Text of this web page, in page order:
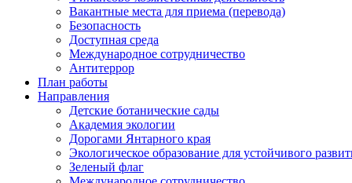
Вакантные места для приема (перевода)
Безопасность
Доступная среда
Международное сотрудничество
Антитеррор
План работы
Направления
Детские ботанические сады
Академия экологии
Дорогами Янтарного края
Экологическое образование для устойчивого
Зеленый флаг